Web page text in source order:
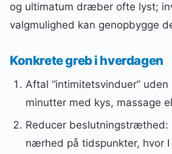
og ultimatum dræber ofte lyst;
valgmulighed kan genopbygge
Konkrete greb i hverdagen
Aftal “intimitetsvinduer”
minutter med kys, massage
Reducer
nærhed på tidspunkter, hvor I